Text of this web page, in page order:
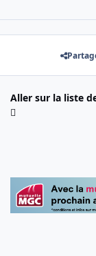
Aller sur la liste